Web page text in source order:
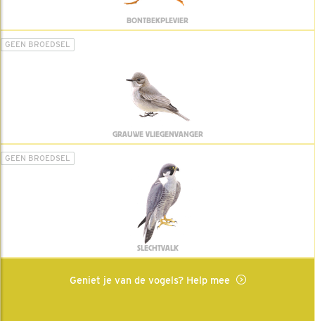
BONTBEKPLEVIER
GEEN BROEDSEL
GRAUWE VLIEGENVANGER
GEEN BROEDSEL
SLECHTVALK
Geniet je van de vogels? Help mee